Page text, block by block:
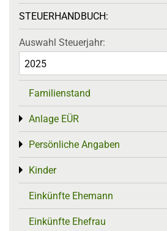
STEUERHANDBUCH:
Auswahl Steuerjahr:
Familienstand
Anlage EÜR
Toggle menu
Persönliche Angaben
Toggle menu
Kinder
Toggle menu
Einkünfte Ehemann
Einkünfte Ehefrau